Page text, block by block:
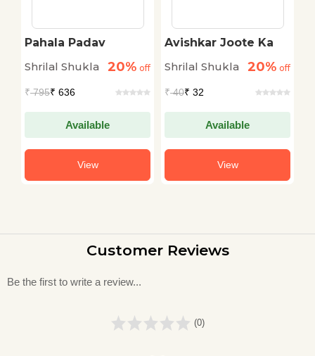
Pahala Padav
Shrilal Shukla
20% off
₹795₹ 636
Available
View
Avishkar Joote Ka
Shrilal Shukla
20% off
₹40₹ 32
Available
View
Customer Reviews
Be the first to write a review...
(0)